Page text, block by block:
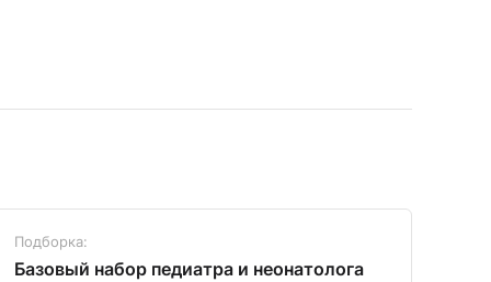
Подборка:
Базовый набор педиатра и неонатолога